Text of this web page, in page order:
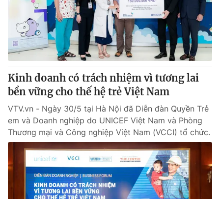
Kinh doanh có trách nhiệm vì tương lai
bền vững cho thế hệ trẻ Việt Nam
VTV.vn - Ngày 30/5 tại Hà Nội đã Diễn đàn Quyền Trẻ
em và Doanh nghiệp do UNICEF Việt Nam và Phòng
Thương mại và Công nghiệp Việt Nam (VCCI) tổ chức.